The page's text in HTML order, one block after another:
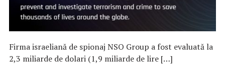
Firma israeliană de spionaj NSO Group a fost evaluată la
2,3 miliarde de dolari (1,9 miliarde de lire […]